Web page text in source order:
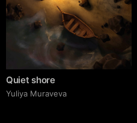
Quiet shore
Yuliya Muraveva